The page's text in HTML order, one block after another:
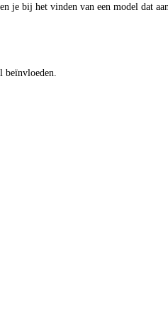
je bij het vinden van een model dat